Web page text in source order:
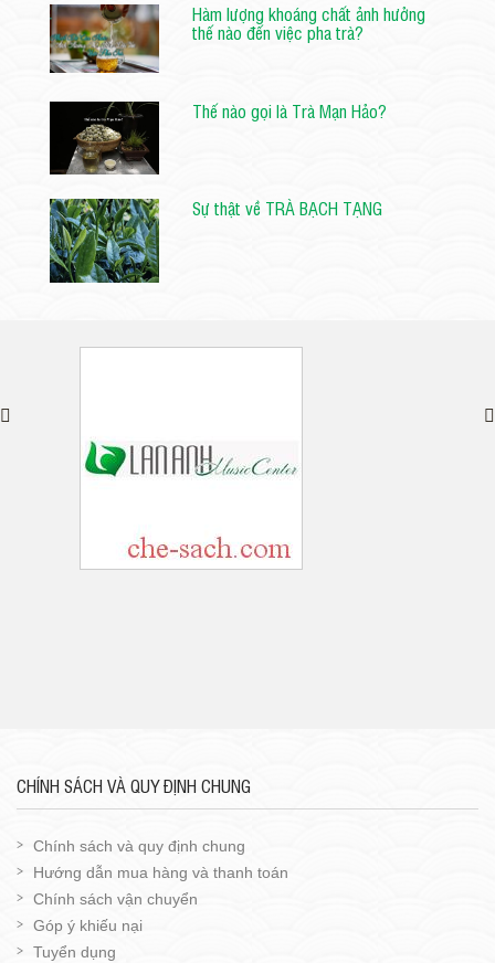
Hàm lượng khoáng chất ảnh hưởng
thế nào đến việc pha trà?
Thế nào gọi là Trà Mạn Hảo?
Sự thật về TRÀ BẠCH TẠNG
CHÍNH SÁCH VÀ QUY ĐỊNH CHUNG
Chính sách và quy định chung
Hướng dẫn mua hàng và thanh toán
Chính sách vận chuyển
Góp ý khiếu nại
Tuyển dụng